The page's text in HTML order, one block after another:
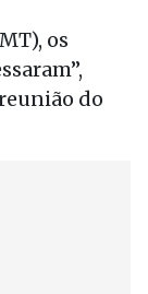
os
do